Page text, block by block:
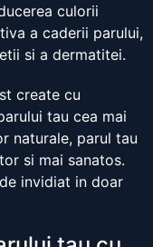
culorii
a caderii parului,
si a dermatitei.
create cu
tau cea mai
naturale, parul tau
si mai sanatos.
invidiat in doar